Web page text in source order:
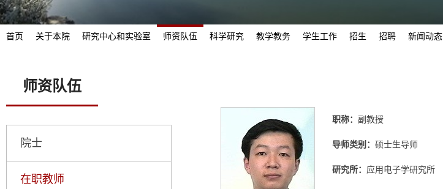
首页 关于本院 研究中心和实验室 师资队伍 科学研究 教学教务 学生工作 招生 招聘 新闻动态
师资队伍
院士
在职教师
职称： 副教授
导师类别： 硕士生导师
研究所： 应用电子学研究所